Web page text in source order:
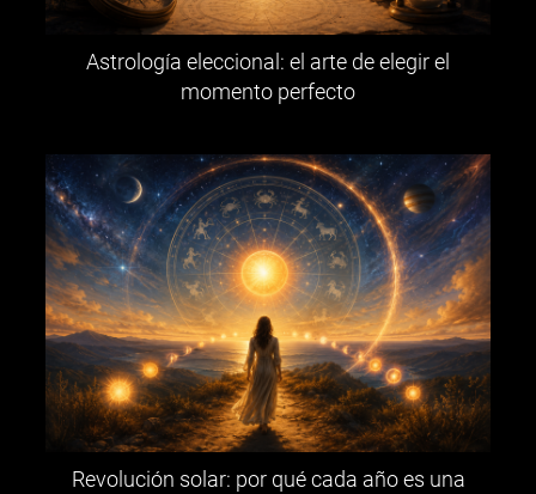
Astrología eleccional: el arte de elegir el
momento perfecto
Revolución solar: por qué cada año es una